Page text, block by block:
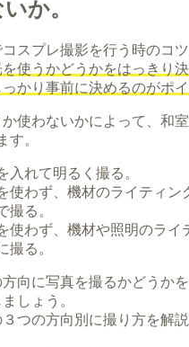
か。
スプレ撮影を行う時のコツ
を使うかどうかをはっきり
かり事前に決めるのがポイ
使わないかによって、和
す。
入れて明るく撮る。
使わず、機材のライティン
撮る。
使わず、機材や照明のライ
撮る。
向に写真を撮るかどうか
しょう。
つの方向別に撮り方を解説